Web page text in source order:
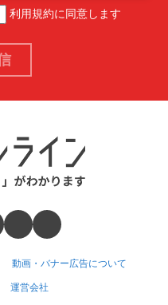
利用規約に同意します
動画・バナー広告について
運営会社